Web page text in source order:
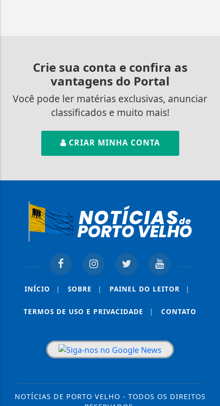
Crie sua conta e confira as
vantagens do Portal
Você pode ler matérias exclusivas, anunciar
classificados e muito mais!
CRIAR MINHA CONTA
INÍCIO | SOBRE | PAINEL DO LEITOR |
TERMOS DE USO E PRIVACIDADE | CONTATO
NOTÍCIAS DE PORTO VELHO - TODOS OS DIREITOS
Termos de Uso e Privacidade
experiência de navegação. Ao continuar o acesso,
entendemos que você concorda com nossos Termos
CLICANDO AQUI
PROSSEGUIR